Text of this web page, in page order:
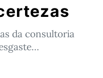
da consultoria